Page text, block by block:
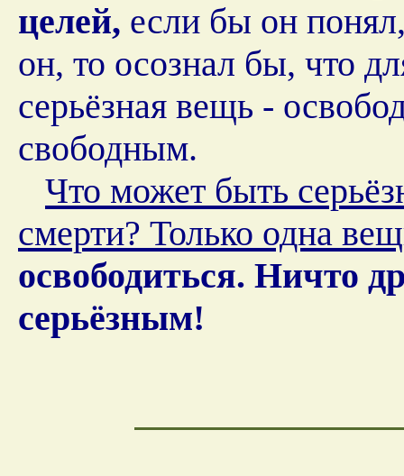
целей, если бы он
он, то осознал бы, что
серьёзная вещь -
свободным.
Что может быть
смерти? Только одна
освободиться. Ничто
серьёзным!